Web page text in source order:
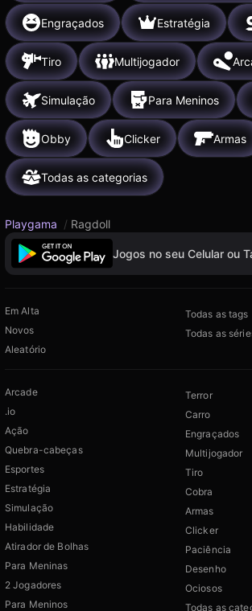
Engraçados Estratégia
Tiro Multijogador
Simulação Para Meninos
Obby Clicker Armas
Todas as categorias
Playgama / Ragdoll
Jogos no seu Celular ou
Em Alta
Novos
Aleatório
Todas as tags
Todas as
Arcade
.io
Ação
Quebra-cabeças
Esportes
Estratégia
Simulação
Habilidade
Atirador de Bolhas
Para Meninas
2 Jogadores
Para Meninos
Terror
Carro
Engraçados
Multijogador
Tiro
Cobra
Armas
Clicker
Paciência
Desenho
Ociosos
Todas as